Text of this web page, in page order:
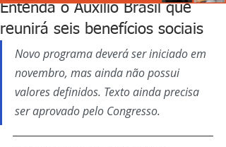
Entenda o Auxílio Brasil que
reunirá seis benefícios sociais
Novo programa deverá ser iniciado em
novembro, mas ainda não possui
valores definidos. Texto ainda precisa
ser aprovado pelo Congresso.